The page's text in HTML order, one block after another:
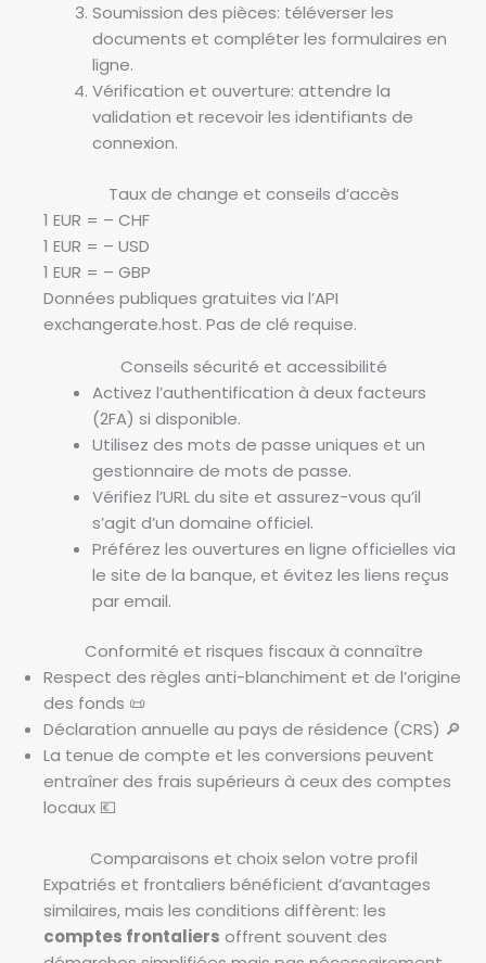
Soumission des pièces: téléverser les
documents et compléter les formulaires en
ligne.
Vérification et ouverture: attendre la
validation et recevoir les identifiants de
connexion.
Taux de change et conseils d’accès
1 EUR = – CHF
1 EUR = – USD
1 EUR = – GBP
Données publiques gratuites via l’API
exchangerate.host. Pas de clé requise.
Conseils sécurité et accessibilité
Activez l’authentification à deux facteurs
(2FA) si disponible.
Utilisez des mots de passe uniques et un
gestionnaire de mots de passe.
Vérifiez l’URL du site et assurez-vous qu’il
s’agit d’un domaine officiel.
Préférez les ouvertures en ligne officielles via
le site de la banque, et évitez les liens reçus
par email.
Conformité et risques fiscaux à connaître
Respect des règles anti-blanchiment et de l’origine
des fonds 📜
Déclaration annuelle au pays de résidence (CRS) 🔎
La tenue de compte et les conversions peuvent
entraîner des frais supérieurs à ceux des comptes
locaux 💶
Comparaisons et choix selon votre profil
Expatriés et frontaliers bénéficient d’avantages
similaires, mais les conditions diffèrent: les
comptes frontaliers offrent souvent des